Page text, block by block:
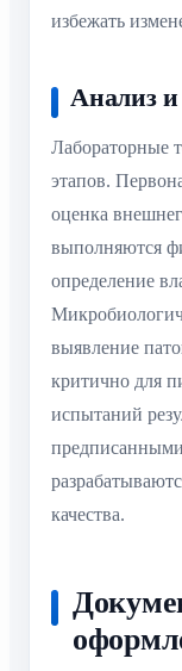
избежать
Анализ и
Лабораторные
этапов.
оценка
выполняются
определение
выявление
критично для
испытаний
качества.